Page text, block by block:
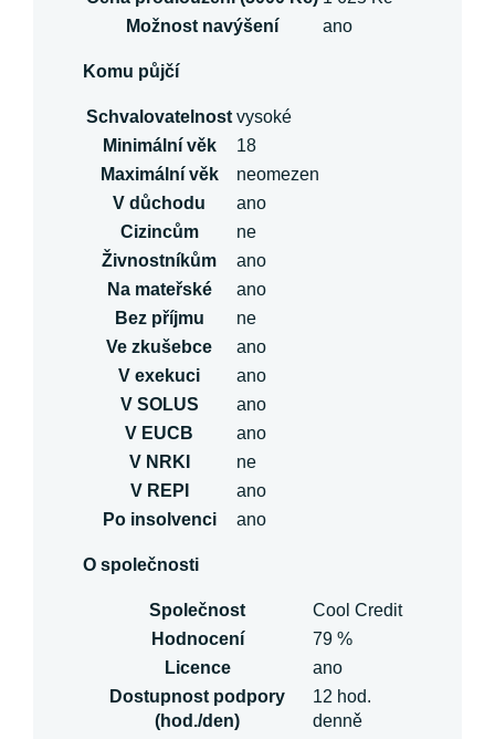
Možnost navýšení
ano
Komu půjčí
Schvalovatelnost vysoké
Minimální věk
18
Maximální věk
neomezen
V důchodu
ano
Cizincům
ne
Živnostníkům
ano
Na mateřské
ano
Bez příjmu
ne
Ve zkušebce
ano
V exekuci
ano
V SOLUS
ano
V EUCB
ano
V NRKI
ne
V REPI
ano
Po insolvenci
ano
O společnosti
Společnost
Cool Credit
Hodnocení
79 %
Licence
ano
Dostupnost podpory
(hod./den)
12 hod.
denně